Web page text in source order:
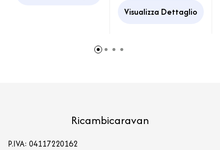
Visualizza Dettaglio
Ricambicaravan
P.IVA: 04117220162